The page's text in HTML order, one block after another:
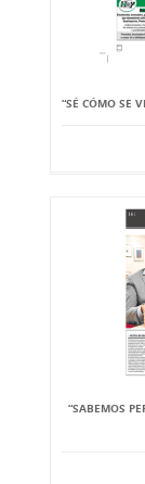
“SÉ CÓMO SE
“SABEMOS